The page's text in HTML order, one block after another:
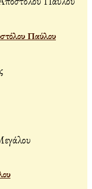
Παύλου